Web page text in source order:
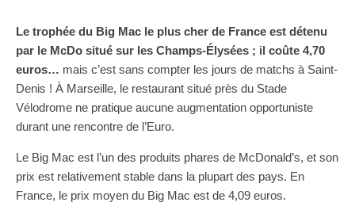
Le trophée du Big Mac le plus cher de France est détenu
par le McDo situé sur les Champs-Élysées ; il coûte 4,70
euros… mais c’est sans compter les jours de matchs à Saint-
Denis ! À Marseille, le restaurant situé près du Stade
Vélodrome ne pratique aucune augmentation opportuniste
durant une rencontre de l’Euro.
Le Big Mac est l’un des produits phares de McDonald’s, et son
prix est relativement stable dans la plupart des pays. En
France, le prix moyen du Big Mac est de 4,09 euros.